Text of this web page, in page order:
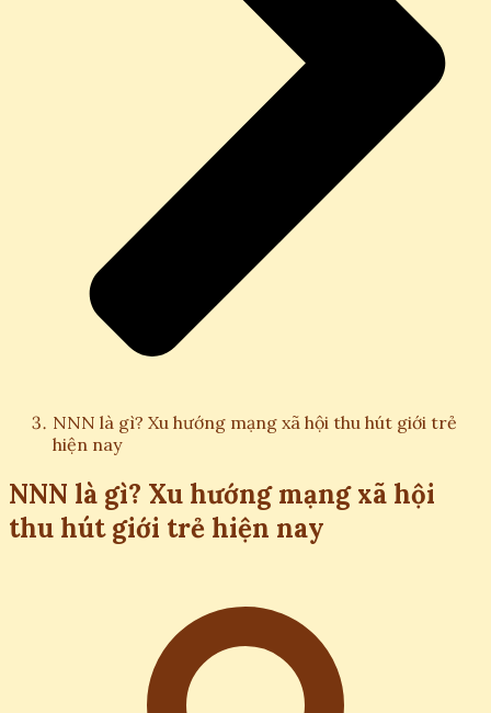
NNN là gì? Xu hướng mạng xã hội thu hút giới trẻ
hiện nay
NNN là gì? Xu hướng mạng xã hội
thu hút giới trẻ hiện nay